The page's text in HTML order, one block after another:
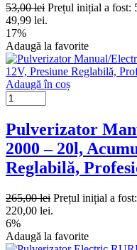
53,00lei Prețul inițial a fost:
49,99 lei.
17%
Adaugă la favorite
Adaugă în coș
Pulverizator
2000 – 20l,
Reglabilă,
265,00lei Prețul inițial a
220,00 lei.
6%
Adaugă la favorite